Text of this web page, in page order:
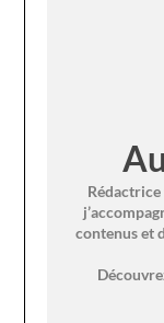
contenus et